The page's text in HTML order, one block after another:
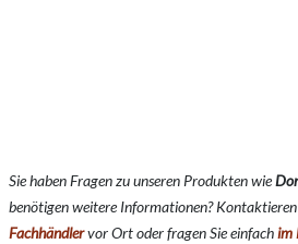
Sie haben Fragen zu unseren Produkten wie
benötigen weitere Informationen? Kontaktieren
Fachhändlervor Ort oder fragen Sie einfachim